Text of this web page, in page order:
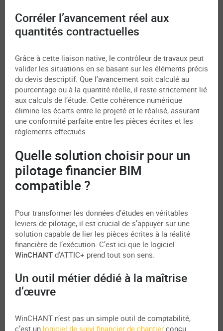
Corréler l’avancement réel aux
quantités contractuelles
Grâce à cette liaison native, le contrôleur de travaux peut
valider les situations en se basant sur les éléments précis
du devis descriptif. Que l’avancement soit calculé au
pourcentage ou à la quantité réelle, il reste strictement lié
aux calculs de l’étude. Cette cohérence numérique
élimine les écarts entre le projeté et le réalisé, assurant
une conformité parfaite entre les pièces écrites et les
règlements effectués.
Quelle solution choisir pour un
pilotage financier BIM
compatible ?
Pour transformer les données d’études en véritables
leviers de pilotage, il est crucial de s’appuyer sur une
solution capable de lier les pièces écrites à la réalité
financière de l’exécution. C’est ici que le logiciel
WinCHANT d’ATTIC+ prend tout son sens.
Un outil métier dédié à la maîtrise
d’œuvre
WinCHANT n’est pas un simple outil de comptabilité,
c’est un logiciel de suivi financier de chantier conçu